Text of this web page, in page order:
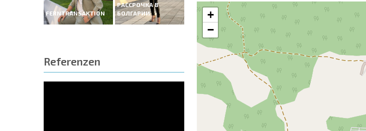
FERNTRANSAKTION
РАССРОЧКА В
БОЛГАРИИ
Referenzen
+
−